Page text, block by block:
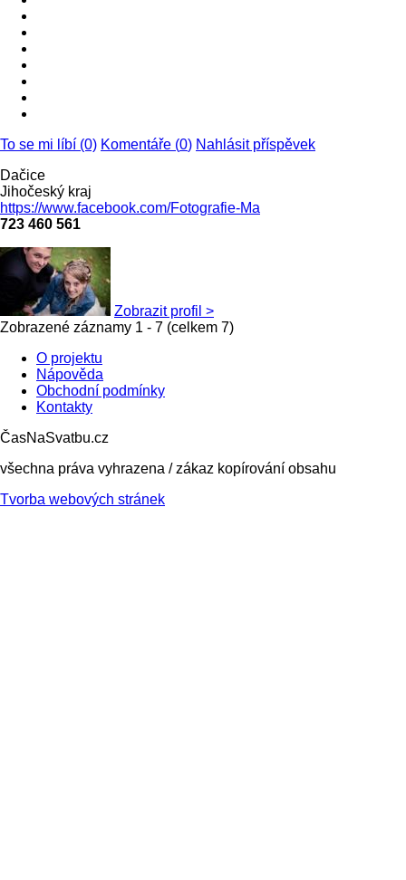
To se mi líbí (0) Komentáře (0) Nahlásit příspěvek
Dačice
Jihočeský kraj
https://www.facebook.com/Fotografie-Ma
723 460 561
Zobrazit profil >
Zobrazené záznamy 1 - 7 (celkem 7)
O projektu
Nápověda
Obchodní podmínky
Kontakty
ČasNaSvatbu.cz
všechna práva vyhrazena / zákaz kopírování obsahu
Tvorba webových stránek